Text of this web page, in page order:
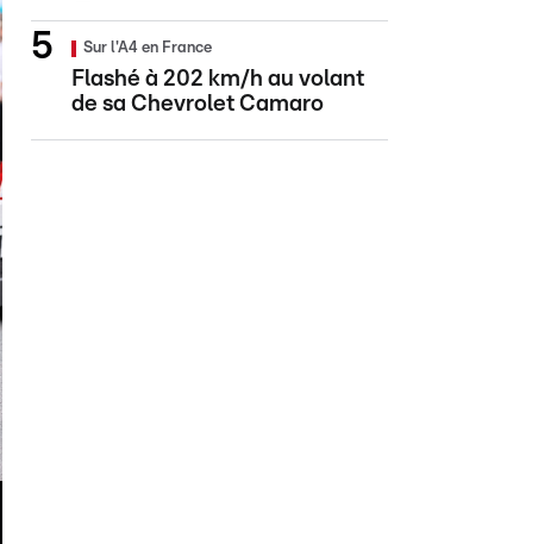
Sur l'A4 en France
Flashé à 202 km/h au volant
de sa Chevrolet Camaro